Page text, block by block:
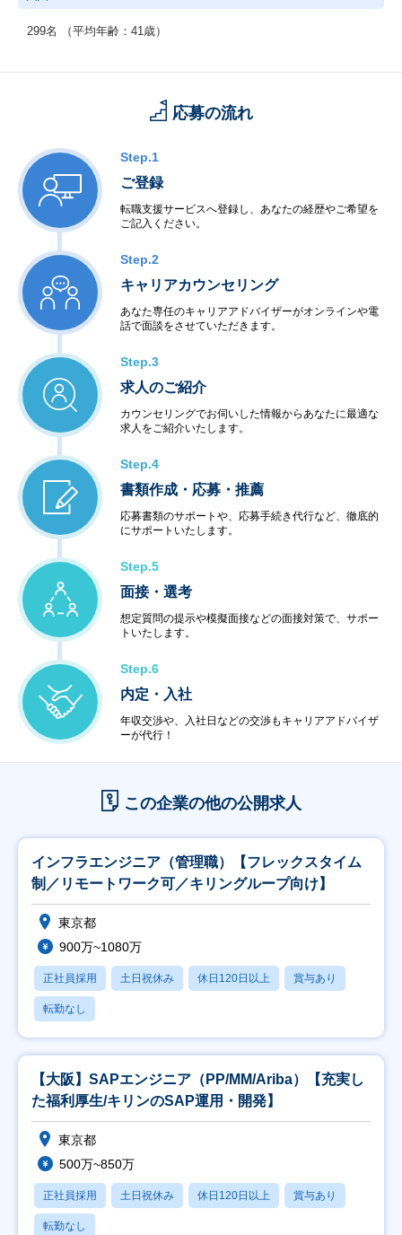
299名 （平均年齢：41歳）
応募の流れ
Step.1
ご登録
転職支援サービスへ登録し、あなたの経歴やご希望を
ご記入ください。
Step.2
キャリアカウンセリング
あなた専任のキャリアアドバイザーがオンラインや電
話で面談をさせていただきます。
Step.3
求人のご紹介
カウンセリングでお伺いした情報からあなたに最適な
求人をご紹介いたします。
Step.4
書類作成・応募・推薦
応募書類のサポートや、応募手続き代行など、徹底的
にサポートいたします。
Step.5
面接・選考
想定質問の提示や模擬面接などの面接対策で、サポー
トいたします。
Step.6
内定・入社
年収交渉や、入社日などの交渉もキャリアアドバイザ
ーが代行！
この企業の他の公開求人
インフラエンジニア（管理職）【フレックスタイム
制／リモートワーク可／キリングループ向け】
東京都
900万~1080万
正社員採用 土日祝休み 休日120日以上 賞与あり
転勤なし
【大阪】SAPエンジニア（PP/MM/Ariba）【充実し
た福利厚生/キリンのSAP運用・開発】
東京都
500万~850万
正社員採用 土日祝休み 休日120日以上 賞与あり
転勤なし